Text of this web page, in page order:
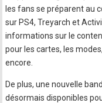
les fans se préparent au
sur PS4, Treyarch et
informations sur le
pour les cartes, les
encore.
De plus, une nouvelle
désormais disponibles